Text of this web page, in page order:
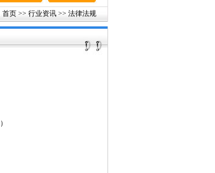
页 >> 行业资讯 >> 法律法规